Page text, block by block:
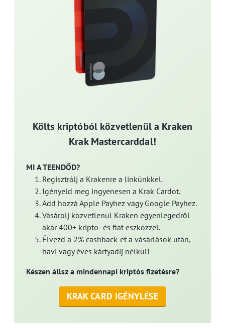
Költs kriptóból közvetlenül a Kraken
Krak Mastercarddal!
MI A TEENDŐD?
Regisztrálj a Krakenre a linkünkkel.
Igényeld meg ingyenesen a Krak Cardot.
Add hozzá Apple Payhez vagy Google Payhez.
Vásárolj közvetlenül Kraken egyenlegedről
akár 400+ kripto- és fiat eszközzel.
Élvezd a 2% cashback-et a vásárlások után,
havi vagy éves kártyadíj nélkül!
Készen állsz a mindennapi kriptós fizetésre?
KRAK CARD IGÉNYLÉSE